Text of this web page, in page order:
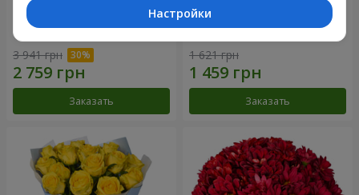
Букет "Крещатик"
3 941 грн
Заказать
Букет "Мы и лето"
1 621 грн
Заказать
Настройки